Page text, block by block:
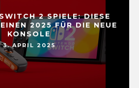
2 SPIELE: DIESE
2025 FÜR DIE NEUE
KONSOLE
3. APRIL 2025